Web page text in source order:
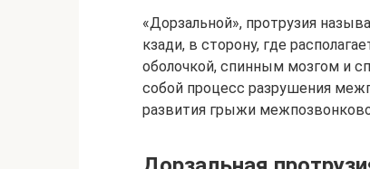
«Дорзальной», протрузия
кзади, в сторону, где
оболочкой, спинным мозгом и
собой процесс разрушения
развития грыжи